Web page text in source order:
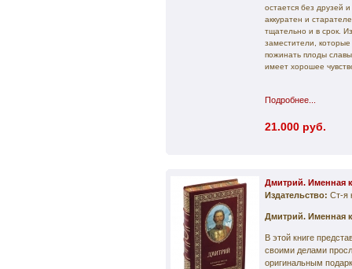
остается без друзей
аккуратен и
тщательно и в срок.
заместители,
пожинать плоды
имеет хорошее
Подробнее...
21.000 руб.
Дмитрий. Именная
Издательство: Ст-я
Дмитрий. Именная
В этой книге
своими делами
оригинальным